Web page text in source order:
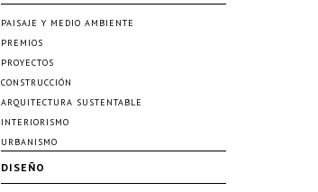
PAISAJE Y MEDIO AMBIENTE
PREMIOS
PROYECTOS
CONSTRUCCIÓN
ARQUITECTURA SUSTENTABLE
INTERIORISMO
URBANISMO
DISEÑO